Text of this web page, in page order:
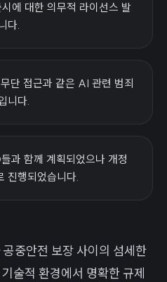
에 대한 의무적 라이선스 발
다.
단 접근과 같은 AI 관련 범죄
니다.
과 함께 계획되었으나 개정
진행되었습니다.
중안전 보장 사이의 섬세한
술적 환경에서 명확한 규제